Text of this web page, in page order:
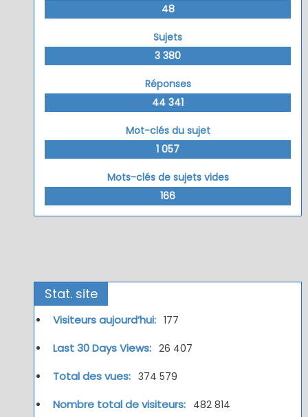
48
Sujets
3 380
Réponses
44 341
Mot-clés du sujet
1 057
Mots-clés de sujets vides
166
Stat. site
Visiteurs aujourd’hui: 177
Last 30 Days Views: 26 407
Total des vues: 374 579
Nombre total de visiteurs: 482 814